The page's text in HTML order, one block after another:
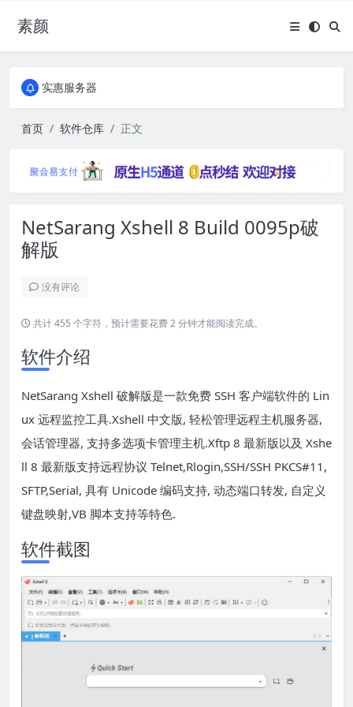
素颜全国免费包邮流量卡
实惠服务器
实惠服务器
首页 软件仓库 正文
NetSarang Xshell 8 Build 0095p破
解版
没有评论
共计 455 个字符，预计需要花费 2 分钟才能阅读完成。
软件介绍
NetSarang Xshell 破解版是一款免费 SSH 客户端软件的 Lin
ux 远程监控工具.Xshell 中文版, 轻松管理远程主机服务器,
会话管理器, 支持多选项卡管理主机.Xftp 8 最新版以及 Xshe
ll 8 最新版支持远程协议 Telnet,Rlogin,SSH/SSH PKCS#11,
SFTP,Serial, 具有 Unicode 编码支持, 动态端口转发, 自定义
键盘映射,VB 脚本支持等特色.
软件截图